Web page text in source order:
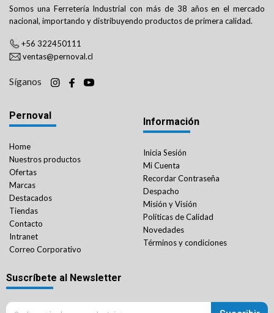
Somos una Ferretería Industrial con más de 38 años en el mercado
nacional, importando y distribuyendo productos de primera calidad.
+56 322450111
ventas@pernoval.cl
Síganos
Pernoval
Home
Nuestros productos
Ofertas
Marcas
Destacados
Tiendas
Contacto
Intranet
Correo Corporativo
Información
Inicia Sesión
Mi Cuenta
Recordar Contraseña
Despacho
Misión y Visión
Políticas de Calidad
Novedades
Términos y condiciones
Suscríbete al Newsletter